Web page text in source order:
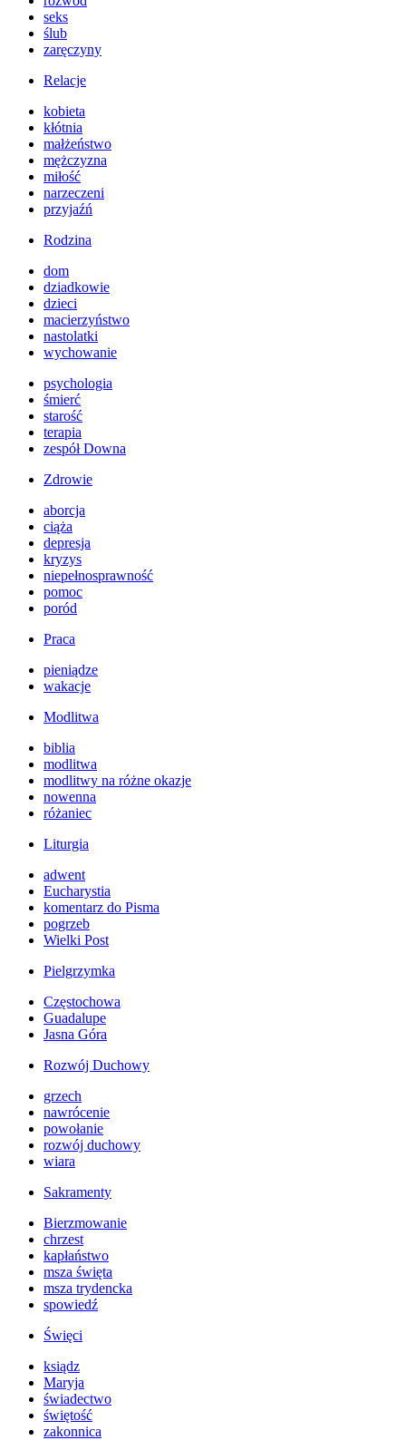
seks
ślub
zaręczyny
Relacje
kobieta
kłótnia
małżeństwo
mężczyzna
miłość
narzeczeni
przyjaźń
Rodzina
dom
dziadkowie
dzieci
macierzyństwo
nastolatki
wychowanie
psychologia
śmierć
starość
terapia
zespół Downa
Zdrowie
aborcja
ciąża
depresja
kryzys
niepełnosprawność
pomoc
poród
Praca
pieniądze
wakacje
Modlitwa
biblia
modlitwa
modlitwy na różne okazje
nowenna
różaniec
Liturgia
adwent
Eucharystia
komentarz do Pisma
pogrzeb
Wielki Post
Pielgrzymka
Częstochowa
Guadalupe
Jasna Góra
Rozwój Duchowy
grzech
nawrócenie
powołanie
rozwój duchowy
wiara
Sakramenty
Bierzmowanie
chrzest
kapłaństwo
msza święta
msza trydencka
spowiedź
Święci
ksiądz
Maryja
świadectwo
świętość
zakonnica